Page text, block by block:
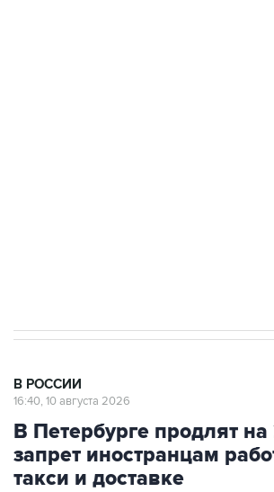
В РОССИИ
16:40, 10 августа 2026
В Петербурге продлят на
запрет иностранцам
такси и доставке